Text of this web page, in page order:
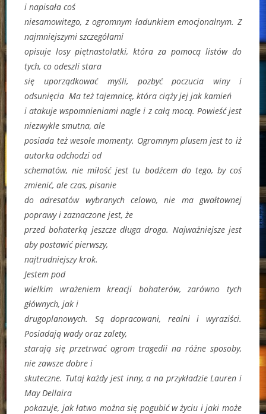
i napisała coś
niesamowitego, z ogromnym ładunkiem emocjonalnym. Z
najmniejszymi szczegółami
opisuje losy piętnastolatki, która za pomocą listów do
tych, co odeszli stara
się uporządkować myśli, pozbyć poczucia winy i
odsunięcia Ma też tajemnicę, która ciąży jej jak kamień
i atakuje wspomnieniami nagle i z całą mocą. Powieść jest
niezwykle smutna, ale
posiada też wesołe momenty. Ogromnym plusem jest to iż
autorka odchodzi od
schematów, nie miłość jest tu bodźcem do tego, by coś
zmienić, ale czas, pisanie
do adresatów wybranych celowo, nie ma gwałtownej
poprawy i zaznaczone jest, że
przed bohaterką jeszcze długa droga. Najważniejsze jest
aby postawić pierwszy,
najtrudniejszy krok.
Jestem pod
wielkim wrażeniem kreacji bohaterów, zarówno tych
głównych, jak i
drugoplanowych. Są dopracowani, realni i wyraziści.
Posiadają wady oraz zalety,
starają się przetrwać ogrom tragedii na różne sposoby,
nie zawsze dobre i
skuteczne. Tutaj każdy jest inny, a na przykładzie Lauren i
May Dellaira
pokazuje, jak łatwo można się pogubić w życiu i jaki może